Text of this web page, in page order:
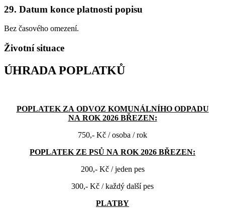
29. Datum konce platnosti popisu
Bez časového omezení.
Životní situace
ÚHRADA POPLATKŮ
POPLATEK ZA ODVOZ KOMUNÁLNÍHO ODPADU
NA ROK 2026 BŘEZEN:
750,- Kč / osoba / rok
POPLATEK ZE PSŮ NA ROK 2026 BŘEZEN:
200,- Kč / jeden pes
300,- Kč / každý další pes
PLATBY